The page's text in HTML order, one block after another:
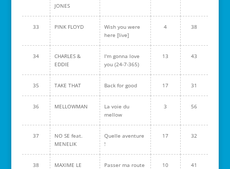
JONES
33 PINK FLOYD
Wish you were
here [live]
4 38
34
CHARLES &
EDDIE
I'm gonna love
you (24-7-365)
13 43
35 TAKE THAT Back for good 17 31
36 MELLOWMAN
La voie du
mellow
3 56
37
NO SE feat.
MENELIK
Quelle aventure
!
17 32
38
MAXIME LE
Passer ma route 10 41